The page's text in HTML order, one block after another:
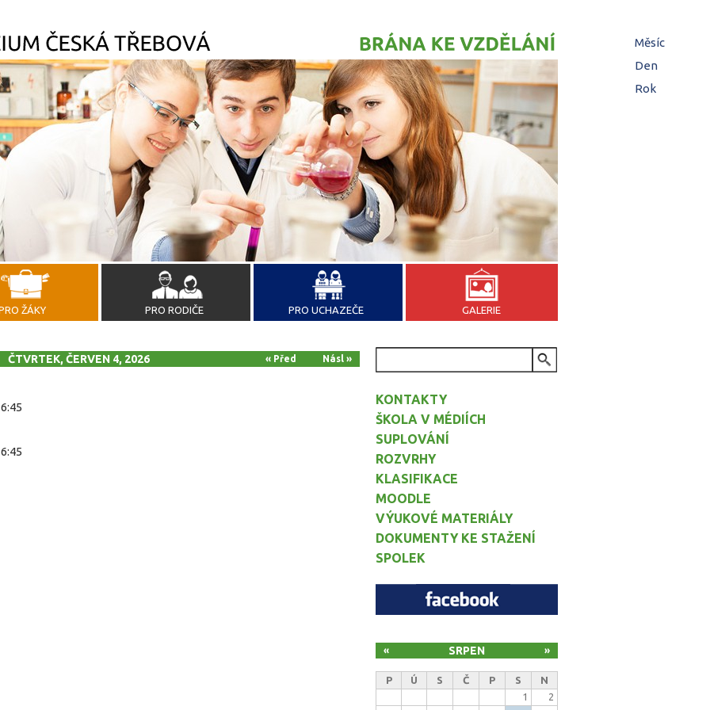
ŽÁKY PRO RODIČE PRO UCHAZEČE GALERIE
ČTVRTEK, ČERVEN 4, 2026 « Před Násl »
KONTAKTY
ŠKOLA V MÉDIÍCH
SUPLOVÁNÍ
ROZVRHY
KLASIFIKACE
MOODLE
VÝUKOVÉ MATERIÁLY
DOKUMENTY KE STAŽENÍ
SPOLEK
SRPEN
« »
P Ú S Č P S
N
1
2
Měsíc
Den(aktivní
Rok